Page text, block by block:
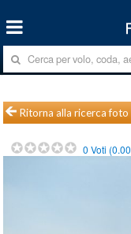
Ritorna alla ricerca foto
0 Voti (0.00